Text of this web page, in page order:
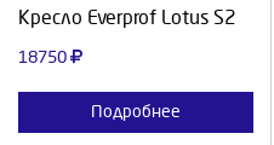
Кресло Everprof Lotus S2
18750
Подробнее